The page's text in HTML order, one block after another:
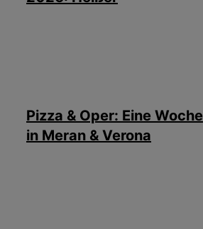
Pizza & Oper: Eine Woche
in Meran & Verona